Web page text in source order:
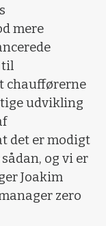
mere
til
chaufførerne
udvikling
det er modigt
og vi er
Joakim
zero